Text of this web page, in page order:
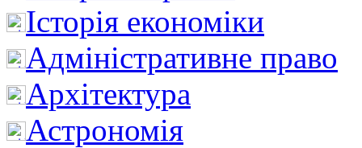
Історія економіки
Адміністративне право
Архітектура
Астрономія